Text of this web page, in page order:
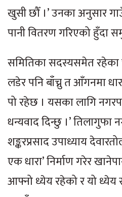
खुसी छौँ ।’ उनका अनुसार
पानी वितरण गरिएको हुँदा
समितिका सदस्यसमेत रहेका
लडेर पनि बाँच्नु त आँगनमा
पो रहेछ । यसका लागि
धन्यवाद दिन्छु ।’ तिलागुफा
शङ्करप्रसाद उपाध्याय
एक धारा’ निर्माण गरेर
आफ्नो ध्येय रहेको र यो